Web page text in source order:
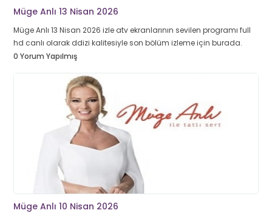
Müge Anlı 13 Nisan 2026
Müge Anlı 13 Nisan 2026 izle atv ekranlarının sevilen programı full
hd canlı olarak ddizi kalitesiyle son bölüm izleme için burada.
0 Yorum Yapılmış
Müge Anlı 10 Nisan 2026